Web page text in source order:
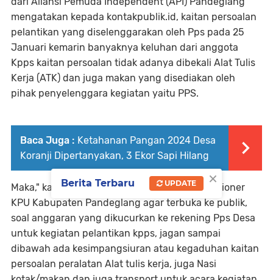
mengatakan kepada kontakpublik.id, kaitan persoalan
pelantikan yang diselenggarakan oleh Pps pada 25
Januari kemarin banyaknya keluhan dari anggota
Kpps kaitan persoalan tidak adanya dibekali Alat Tulis
Kerja (ATK) dan juga makan yang disediakan oleh
pihak penyelenggara kegiatan yaitu PPS.
Baca Juga : Ketahanan Pangan 2024 Desa
Koranji Dipertanyakan, 3 Ekor Sapi Hilang
Maka," kami menyarankan kepada pihak Komisioner
KPU Kabupaten Pandeglang agar terbuka ke publik,
soal anggaran yang dikucurkan ke rekening Pps Desa
untuk kegiatan pelantikan kpps, jagan sampai
dibawah ada kesimpangsiuran atau kegaduhan kaitan
persoalan peralatan Alat tulis kerja, juga Nasi
×
Berita Terbaru UPDATE